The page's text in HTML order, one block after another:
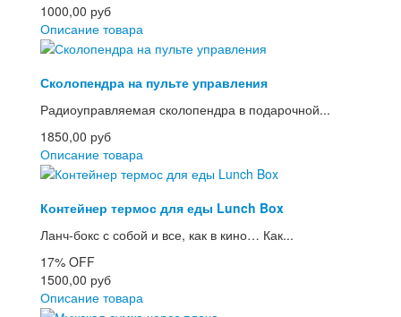
1000,00 руб
Описание товара
Сколопендра на пульте управления
Радиоуправляемая сколопендра в подарочной...
1850,00 руб
Описание товара
Контейнер термос для еды Lunch Box
Ланч-бокс с собой и все, как в кино… Как...
17% OFF
1500,00 руб
Описание товара